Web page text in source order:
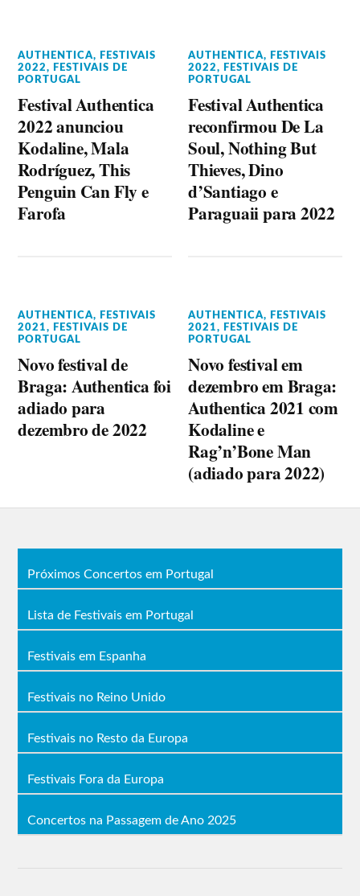
AUTHENTICA,
FESTIVAIS
2022,
FESTIVAIS DE
PORTUGAL
Festival Authentica
2022 anunciou
Kodaline, Mala
Rodríguez, This
Penguin Can Fly e
Farofa
AUTHENTICA,
FESTIVAIS
2022,
FESTIVAIS DE
PORTUGAL
Festival Authentica
reconfirmou De La
Soul, Nothing But
Thieves, Dino
d’Santiago e
Paraguaii para 2022
AUTHENTICA,
FESTIVAIS
2021,
FESTIVAIS DE
PORTUGAL
Novo festival de
Braga: Authentica foi
adiado para
dezembro de 2022
AUTHENTICA,
FESTIVAIS
2021,
FESTIVAIS DE
PORTUGAL
Novo festival em
dezembro em Braga:
Authentica 2021 com
Kodaline e
Rag’n’Bone Man
(adiado para 2022)
Próximos Concertos em Portugal
Lista de Festivais em Portugal
Festivais em Espanha
Festivais no Reino Unido
Festivais no Resto da Europa
Festivais Fora da Europa
Concertos na Passagem de Ano 2025